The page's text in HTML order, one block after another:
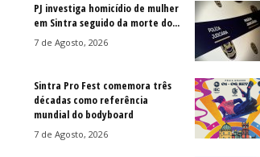
PJ investiga homicídio de mulher
em Sintra seguido da morte do...
7 de Agosto, 2026
Sintra Pro Fest comemora três
décadas como referência
mundial do bodyboard
7 de Agosto, 2026